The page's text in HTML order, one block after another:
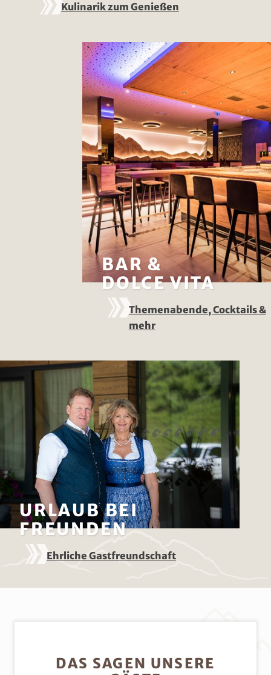
Kulinarik zum Genießen
BAR &
DOLCE VITA
Themenabende, Cocktails &
mehr
URLAUB BEI
FREUNDEN
Ehrliche Gastfreundschaft
DAS SAGEN UNSERE